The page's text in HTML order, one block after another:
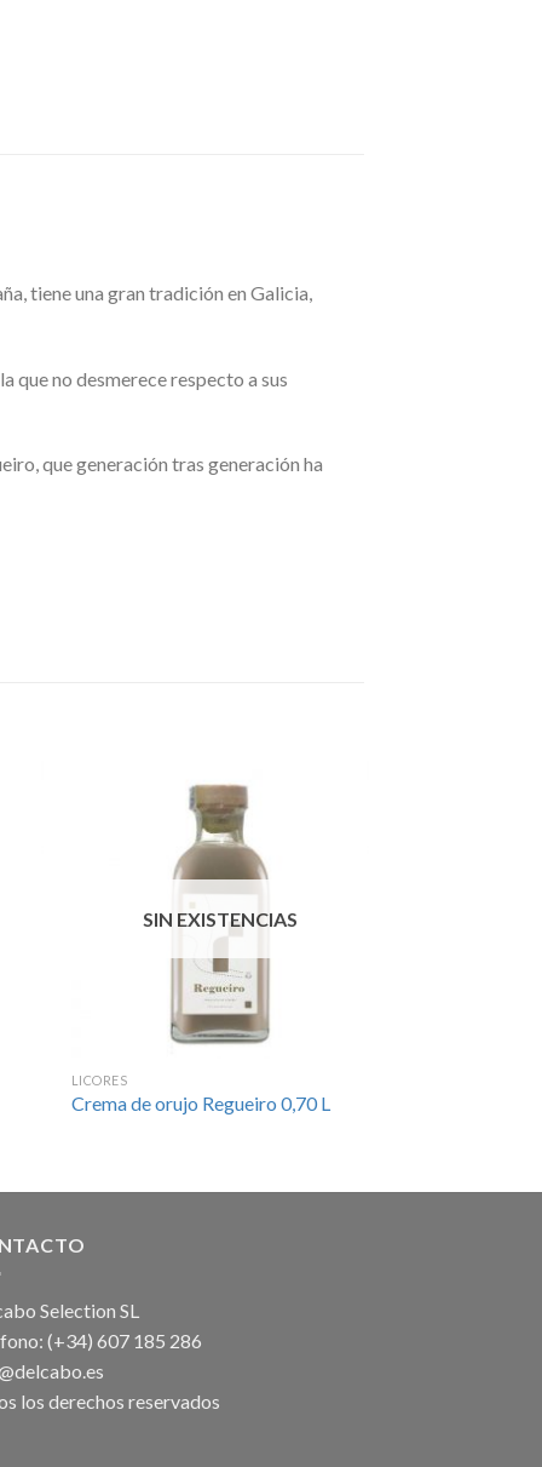
tiene una gran tradición en Galicia,
que no desmerece respecto a sus
que generación tras generación ha
SIN EXISTENCIAS
LICORES
Crema de orujo Regueiro 0,70 L
Selection SL
(+34) 607 185 286
los derechos reservados